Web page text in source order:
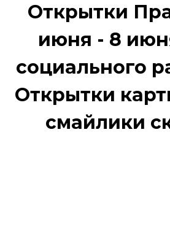
Открытки
июня - 8
социального
Открытки
смайлики